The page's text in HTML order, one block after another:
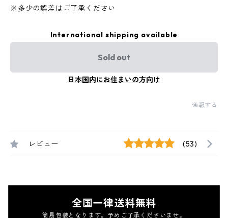
※多少の誤差はご了承ください
International shipping available
Sold out
日本国内にお住まいの方向け
通報する
レビュー (53)
全国一律送料無料
簡易包装となります。予めご了承くださいませ。